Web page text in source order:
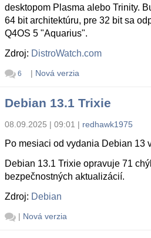
desktopom Plasma alebo Trinity.
64 bit architektúru, pre 32 bit sa
Q4OS 5 "Aquarius".
Zdroj: DistroWatch.com
6 | Nová verzia
Debian 13.1 Trixie
08.09.2025 | 09:01 | redhawk1975
Po mesiaci od vydania Debian 13
Debian 13.1 Trixie opravuje 71
bezpečnostných aktualizácií.
Zdroj: Debian
| Nová verzia